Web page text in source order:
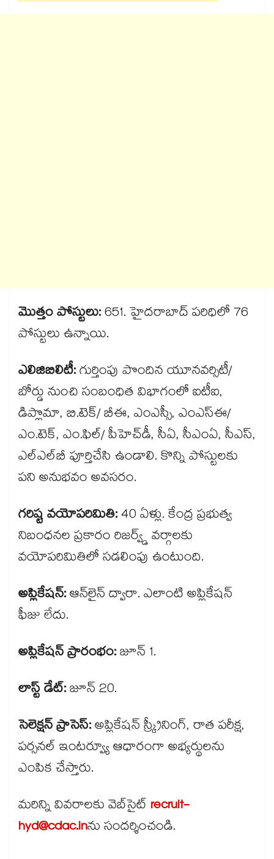
మొత్తం పోస్టులు:651. హైదరాబాద్ పరిధిలో 76
పోస్టులు ఉన్నాయి.
ఎలిజిబిలిటీ:గుర్తింపు పొందిన యూనవర్సిటీ/
బోర్డు నుంచి సంబంధిత విభాగంలో ఐటీఐ,
డిప్లొమా, బి.టెక్/ బీఈ, ఎంఎస్సీ, ఎంఎస్ఈ/
ఎం.టెక్, ఎం.ఫిల్/ పీహెచ్​డీ, సీఏ, సీఎంఏ, సీఎస్,
ఎల్ఎల్‌బీ పూర్తిచేసి ఉండాలి. కొన్ని పోస్టులకు
పని అనుభవం అవసరం.
గరిష్ట వయోపరిమితి:40 ఏళ్లు. కేంద్ర ప్రభుత్వ
నిబంధనల ప్రకారం రిజర్వ్డ్ వర్గాలకు
వయోపరిమితిలో సడలింపు ఉంటుంది.
అప్లికేషన్:ఆన్​లైన్ ద్వారా. ఎలాంటి అప్లికేషన్
ఫీజు లేదు.
అప్లికేషన్ ప్రారంభం:జూన్ 1.
లాస్ట్ డేట్:జూన్ 20.
సెలెక్షన్ ప్రాసెస్:అప్లికేషన్ స్క్రీనింగ్, రాత పరీక్ష,
పర్సనల్ ఇంటర్వ్యూ ఆధారంగా అభ్యర్థులను
ఎంపిక చేస్తారు.
మరిన్ని వివరాలకు వెబ్​సైట్ recruit-
hyd@cdac.inను సందర్శించండి.